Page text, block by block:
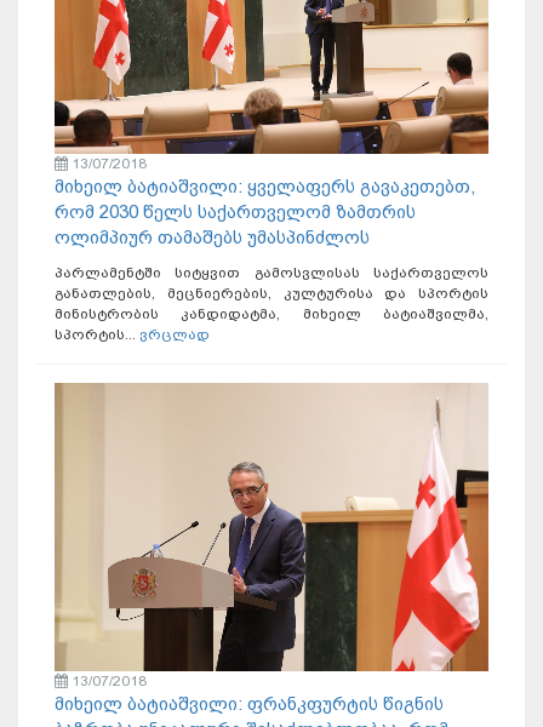
13/07/2018
მიხეილ ბატიაშვილი: ყველაფერს გავაკეთებთ,
რომ 2030 წელს საქართველომ ზამთრის
ოლიმპიურ თამაშებს უმასპინძლოს
პარლამენტში სიტყვით გამოსვლისას საქართველოს
განათლების, მეცნიერების, კულტურისა და სპორტის
მინისტრობის კანდიდატმა, მიხეილ ბატიაშვილმა,
სპორტის... ვრცლად
13/07/2018
მიხეილ ბატიაშვილი: ფრანკფურტის წიგნის